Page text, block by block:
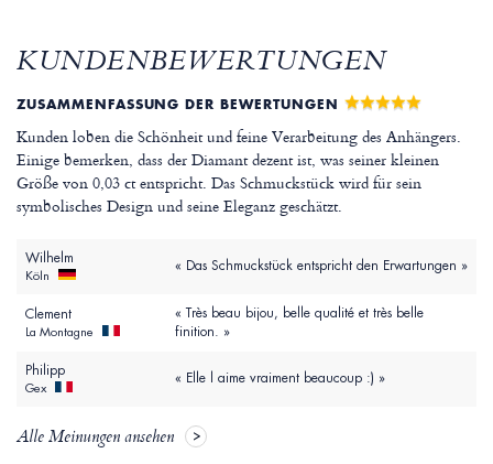
KUNDENBEWERTUNGEN
ZUSAMMENFASSUNG DER BEWERTUNGEN
Kunden loben die Schönheit und feine Verarbeitung des Anhängers.
Einige bemerken, dass der Diamant dezent ist, was seiner kleinen
Größe von 0,03 ct entspricht. Das Schmuckstück wird für sein
symbolisches Design und seine Eleganz geschätzt.
Wilhelm
Köln
« Das Schmuckstück entspricht den Erwartungen »
Clement
La Montagne
« Très beau bijou, belle qualité et très belle
finition. »
Philipp
Gex
« Elle l aime vraiment beaucoup :) »
Alle Meinungen ansehen